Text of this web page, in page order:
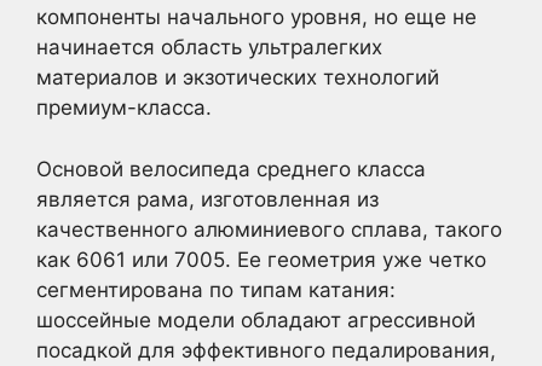
компоненты начального уровня, но еще не
начинается область ультралегких
материалов и экзотических технологий
премиум-класса.
Основой велосипеда среднего класса
является рама, изготовленная из
качественного алюминиевого сплава, такого
как 6061 или 7005. Ее геометрия уже четко
сегментирована по типам катания:
шоссейные модели обладают агрессивной
посадкой для эффективного педалирования,